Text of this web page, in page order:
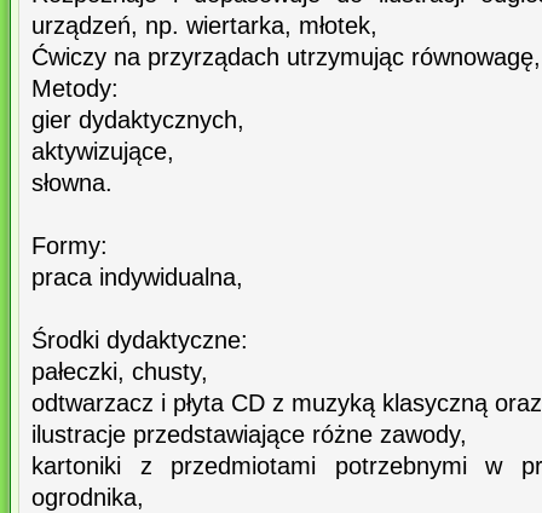
urządzeń, np. wiertarka, młotek,
Ćwiczy na przyrządach utrzymując równowagę,
Metody:
gier dydaktycznych,
aktywizujące,
słowna.
Formy:
praca indywidualna,
Środki dydaktyczne:
pałeczki, chusty,
odtwarzacz i płyta CD z muzyką klasyczną
ilustracje przedstawiające różne zawody,
kartoniki z przedmiotami potrzebnymi w
ogrodnika,